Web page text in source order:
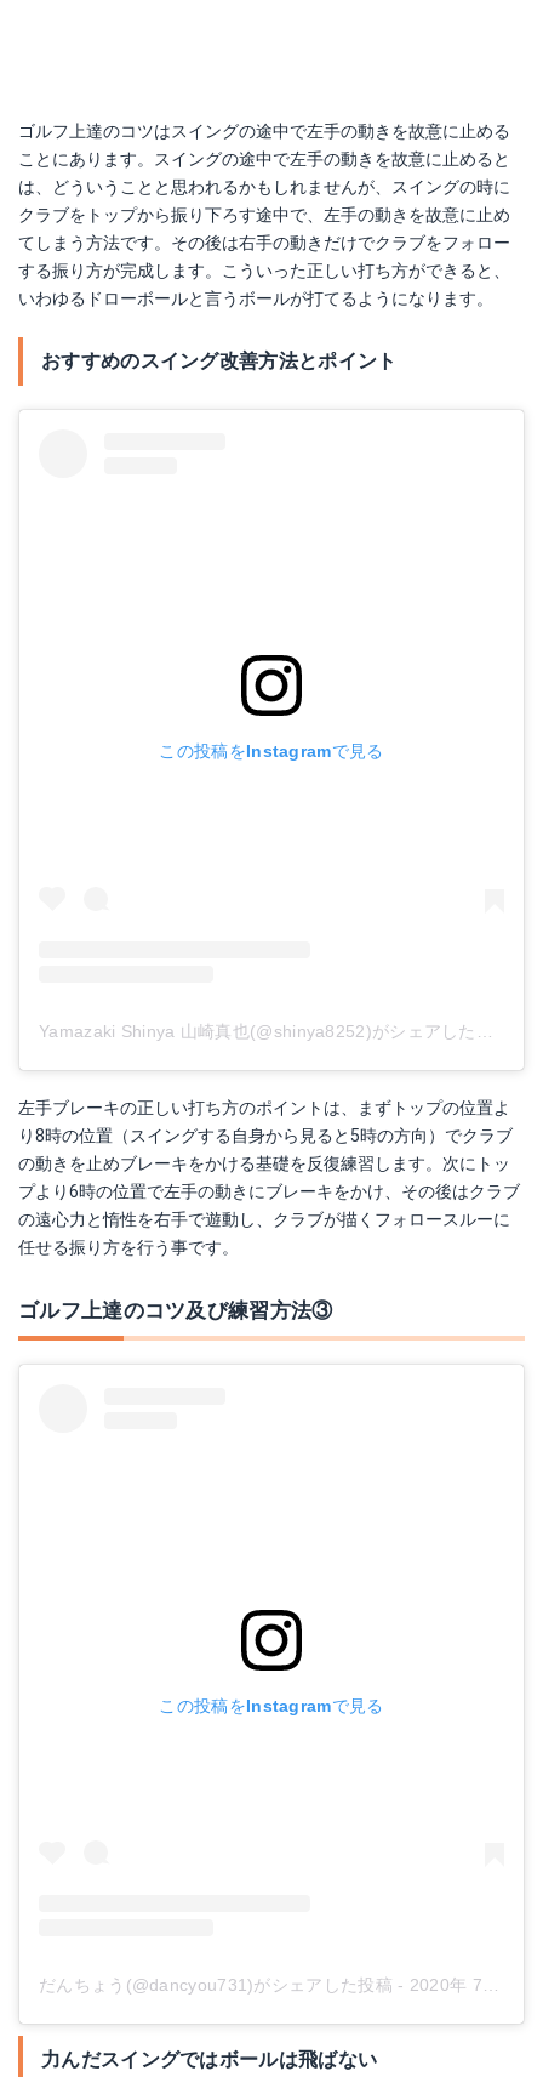
ゴルフ上達のコツはスイングの途中で左手の動きを故意に止める
ことにあります。スイングの途中で左手の動きを故意に止めると
は、どういうことと思われるかもしれませんが、スイングの時に
クラブをトップから振り下ろす途中で、左手の動きを故意に止め
てしまう方法です。その後は右手の動きだけでクラブをフォロー
する振り方が完成します。こういった正しい打ち方ができると、
いわゆるドローボールと言うボールが打てるようになります。
おすすめのスイング改善方法とポイント
この投稿をInstagramで見る
左手ブレーキの正しい打ち方のポイントは、まずトップの位置よ
り8時の位置（スイングする自身から見ると5時の方向）でクラブ
の動きを止めブレーキをかける基礎を反復練習します。次にトッ
プより6時の位置で左手の動きにブレーキをかけ、その後はクラブ
の遠心力と惰性を右手で遊動し、クラブが描くフォロースルーに
任せる振り方を行う事です。
ゴルフ上達のコツ及び練習方法③
この投稿をInstagramで見る
だんちょう(@dancyou731)がシェアした投稿 - 2020年 7月月4日午前6時26分PDT
力んだスイングではボールは飛ばない